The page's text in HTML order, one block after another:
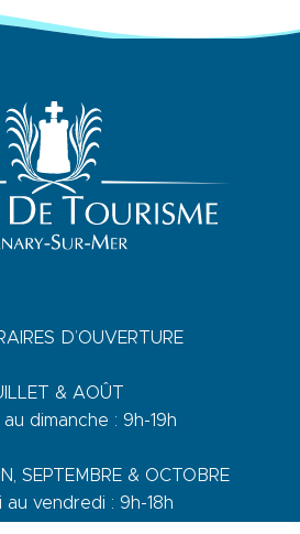
D’OUVERTURE
& AOÛT
au dimanche : 9h-19h
SEPTEMBRE & OCTOBRE
au vendredi : 9h-18h